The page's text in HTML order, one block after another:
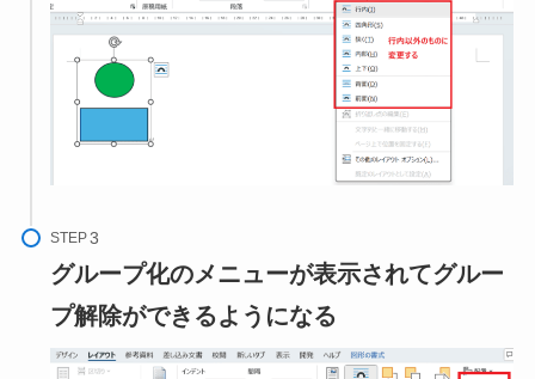
STEP
グループ化のメニューが表示されてグルー
プ解除ができるようになる